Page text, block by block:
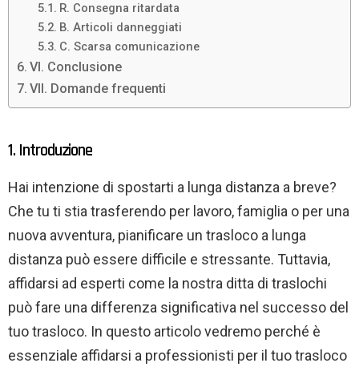
R. Consegna ritardata
B. Articoli danneggiati
C. Scarsa comunicazione
VI. Conclusione
VII. Domande frequenti
1. Introduzione
Hai intenzione di spostarti a lunga distanza a breve?
Che tu ti stia trasferendo per lavoro, famiglia o per una
nuova avventura, pianificare un trasloco a lunga
distanza può essere difficile e stressante. Tuttavia,
affidarsi ad esperti come la nostra ditta di traslochi
può fare una differenza significativa nel successo del
tuo trasloco. In questo articolo vedremo perché è
essenziale affidarsi a professionisti per il tuo trasloco